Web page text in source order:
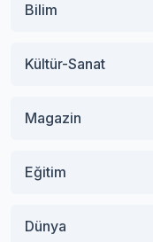
Bilim
Kültür-Sanat
Magazin
Eğitim
Dünya